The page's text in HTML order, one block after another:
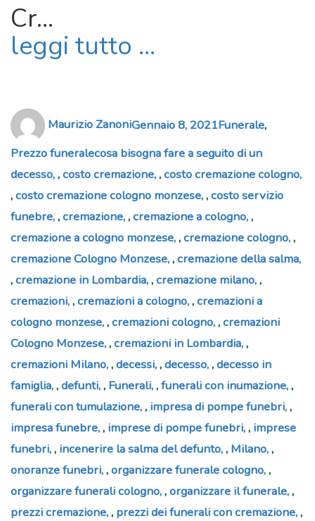
Cr...
leggi tutto ...
Author
Maurizio Zanoni
Posted
on
Gennaio 8, 2021Funerale,
Prezzo funeraleTags
cosa bisogna fare a seguito di un
decesso ,costo cremazione ,costo cremazione cologno
,costo cremazione cologno monzese ,costo servizio
funebre ,cremazione ,cremazione a cologno ,
cremazione a cologno monzese ,cremazione cologno ,
cremazione Cologno Monzese ,cremazione della salma
,cremazione in Lombardia ,cremazione milano ,
cremazioni ,cremazioni a cologno ,cremazioni a
cologno monzese ,cremazioni cologno ,cremazioni
Cologno Monzese ,cremazioni in Lombardia ,
cremazioni Milano ,decessi ,decesso ,decesso in
famiglia ,defunti , Funerali ,funerali con inumazione ,
funerali con tumulazione , impresa di pompe funebri ,
impresa funebre , imprese di pompe funebri , imprese
funebri , incenerire la salma del defunto , Milano ,
onoranze funebri ,organizzare funerale cologno ,
organizzare funerali cologno ,organizzare il funerale ,
prezzi cremazione , prezzi dei funerali con cremazione ,